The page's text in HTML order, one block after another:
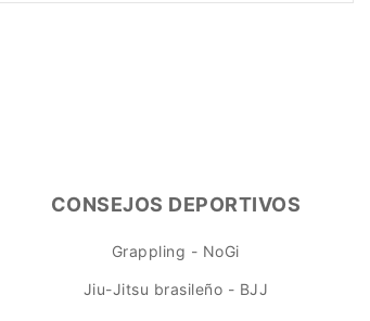
CONSEJOS DEPORTIVOS
Grappling - NoGi
Jiu-Jitsu brasileño - BJJ